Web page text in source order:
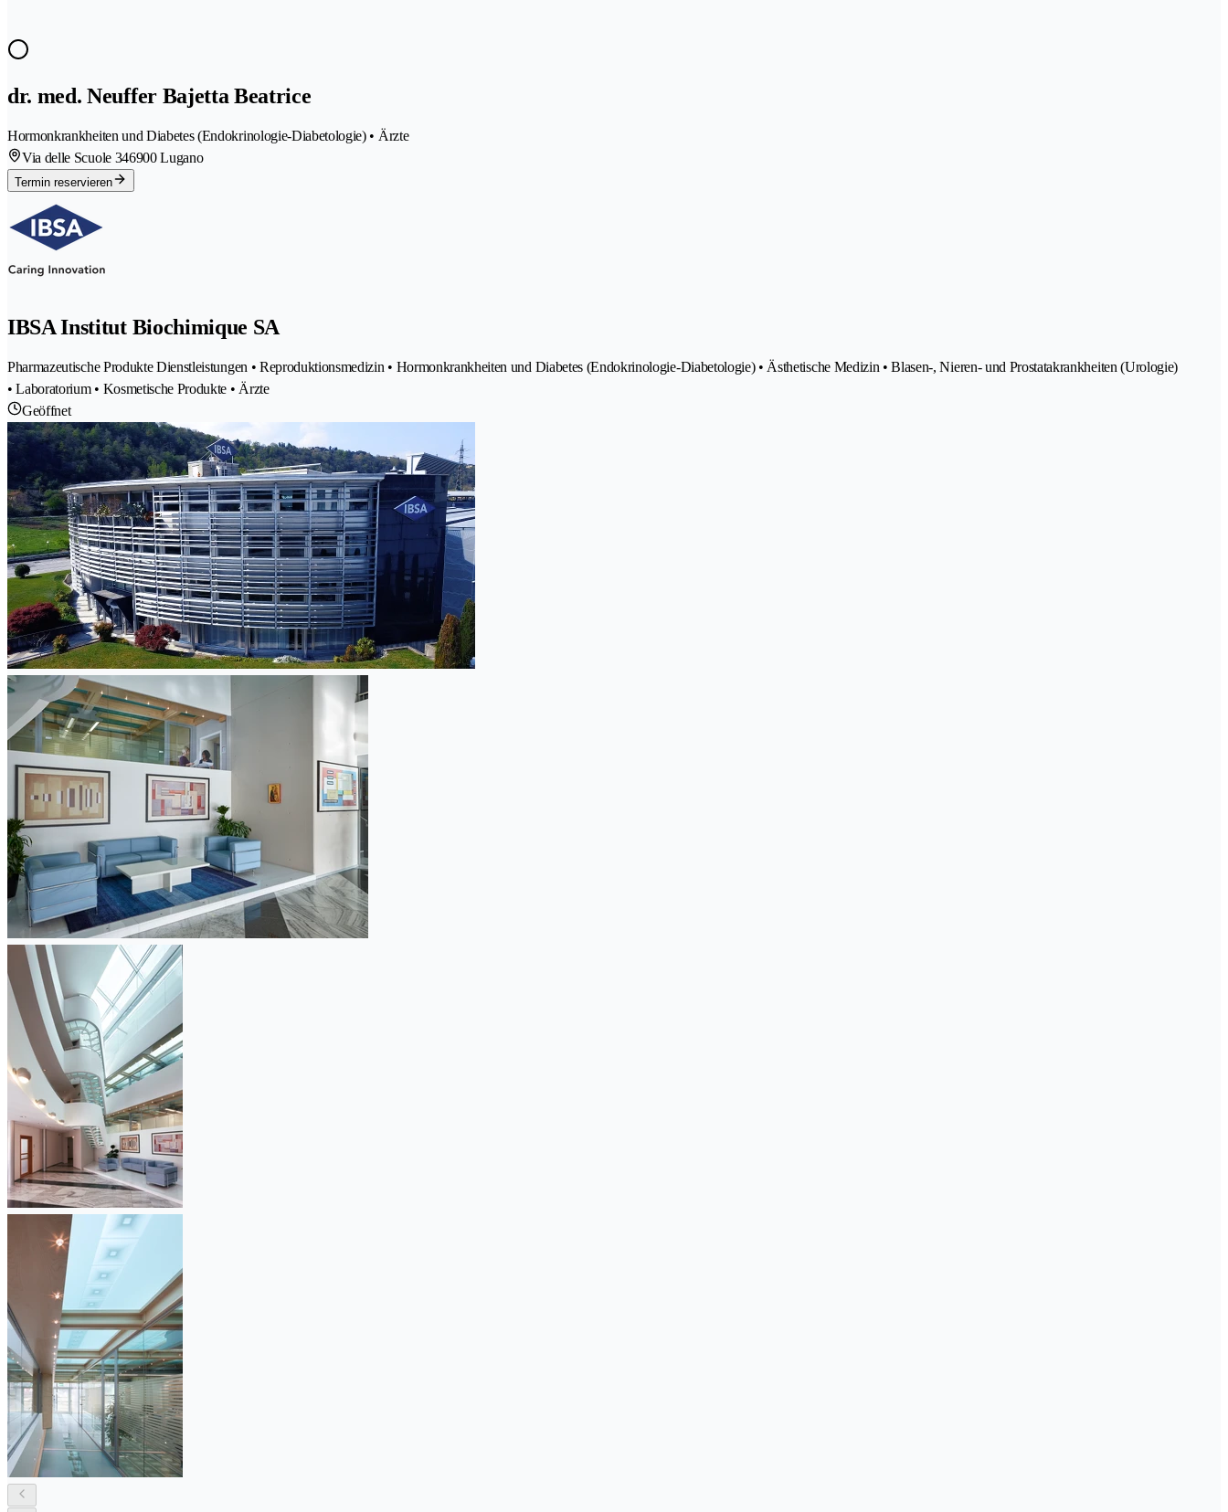
dr. med. Neuffer Bajetta Beatrice
Hormonkrankheiten und Diabetes (Endokrinologie-Diabetologie) • Ärzte
Via delle Scuole 346900 Lugano
Termin reservieren
IBSA Institut Biochimique SA
Pharmazeutische Produkte Dienstleistungen • Reproduktionsmedizin • Hormonkrankheiten und Diabetes (Endokrinologie-Diabetologie) • Ästhetische Medizin • Blasen-, Nieren- und Prostatakrankheiten (Urologie)
• Laboratorium • Kosmetische Produkte • Ärzte
Geöffnet